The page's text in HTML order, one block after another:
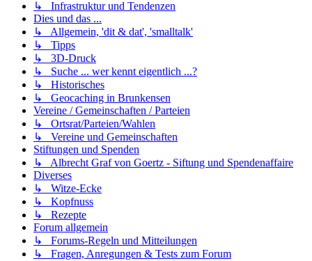
↳ Infrastruktur und Tendenzen
Dies und das ...
↳ Allgemein, 'dit & dat', 'smalltalk'
↳ Tipps
↳ 3D-Druck
↳ Suche ... wer kennt eigentlich ...?
↳ Historisches
↳ Geocaching in Brunkensen
Vereine / Gemeinschaften / Parteien
↳ Ortsrat/Parteien/Wahlen
↳ Vereine und Gemeinschaften
Stiftungen und Spenden
↳ Albrecht Graf von Goertz - Siftung und Spendenaffaire
Diverses
↳ Witze-Ecke
↳ Kopfnuss
↳ Rezepte
Forum allgemein
↳ Forums-Regeln und Mitteilungen
↳ Fragen, Anregungen & Tests zum Forum